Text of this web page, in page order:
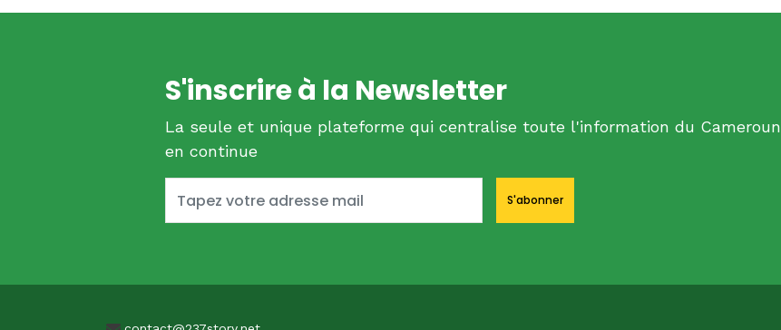
S'inscrire à la Newsletter
La seule et unique plateforme qui centralise toute l'information du Cameroun
en continue
S'abonner